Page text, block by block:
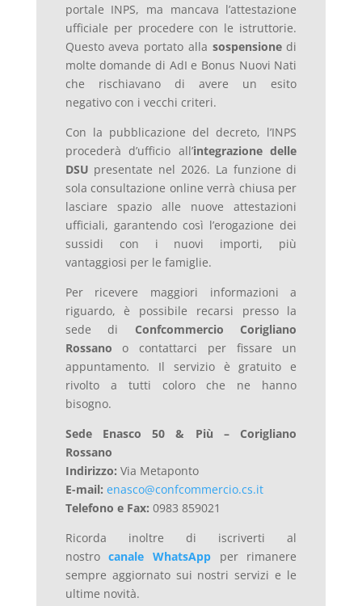
portale INPS, ma mancava l’attestazione
ufficiale per procedere con le istruttorie.
Questo aveva portato alla sospensionedi
molte domande di AdI e Bonus Nuovi Nati
che rischiavano di avere un esito
negativo con i vecchi criteri.
Con la pubblicazione del decreto, l’INPS
procederà d’ufficio all’integrazione delle
DSU presentate nel 2026. La funzione di
sola consultazione online verrà chiusa per
lasciare spazio alle nuove attestazioni
ufficiali, garantendo così l’erogazione dei
sussidi con i nuovi importi, più
vantaggiosi per le famiglie.
Per ricevere maggiori informazioni a
riguardo, è possibile recarsi presso la
sede di Confcommercio Corigliano
Rossano
o contattarci per fissare un
appuntamento. Il servizio ègratuito e
rivolto a tutti coloro che ne hanno
bisogno.
Sede Enasco 50 & Più – Corigliano
Rossano
Indirizzo: Via Metaponto
E-mail: enasco@confcommercio.cs.it
Telefono e Fax: 0983 859021
Ricorda inoltre di iscriverti al
nostrocanale WhatsApp
per rimanere
sempre aggiornato sui nostri servizi e le
ultime novità.